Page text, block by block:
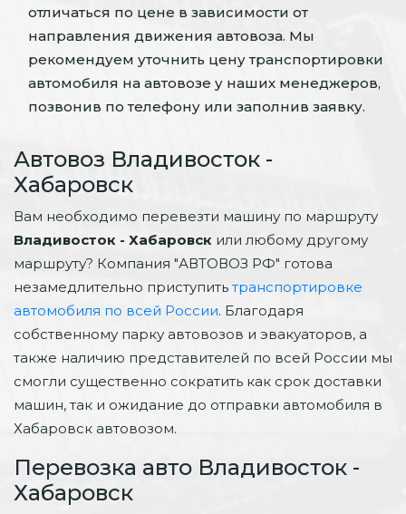
отличаться по цене в зависимости от
направления движения автовоза. Мы
рекомендуем уточнить цену транспортировки
автомобиля на автовозе у наших менеджеров,
позвонив по телефону или заполнив заявку.
Автовоз Владивосток -
Хабаровск
Вам необходимо перевезти машину по маршруту
Владивосток - Хабаровск или любому другому
маршруту? Компания "АВТОВОЗ РФ" готова
незамедлительно приступитьтранспортировке
автомобиля по всей России. Благодаря
собственному парку автовозов и эвакуаторов, а
также наличию представителей по всей России мы
смогли существенно сократить как срок доставки
машин, так и ожидание до отправки автомобиля в
Хабаровск автовозом.
Перевозка авто Владивосток -
Хабаровск